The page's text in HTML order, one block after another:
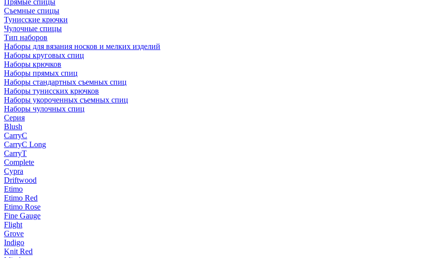
Прямые спицы
Съемные спицы
Тунисские крючки
Чулочные спицы
Тип наборов
Наборы для вязания носков и мелких изделий
Наборы круговых спиц
Наборы крючков
Наборы прямых спиц
Наборы стандартных съемных спиц
Наборы тунисских крючков
Наборы укороченных съемных спиц
Наборы чулочных спиц
Серия
Blush
CarryC
CarryC Long
CarryT
Complete
Cypra
Driftwood
Etimo
Etimo Red
Etimo Rose
Fine Gauge
Flight
Grove
Indigo
Knit Red